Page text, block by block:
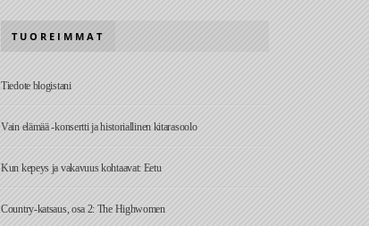
TUOREIMMAT
Tiedote blogistani
Vain elämää -konsertti ja historiallinen kitarasoolo
Kun kepeys ja vakavuus kohtaavat: Eetu
Country-katsaus, osa 2: The Highwomen